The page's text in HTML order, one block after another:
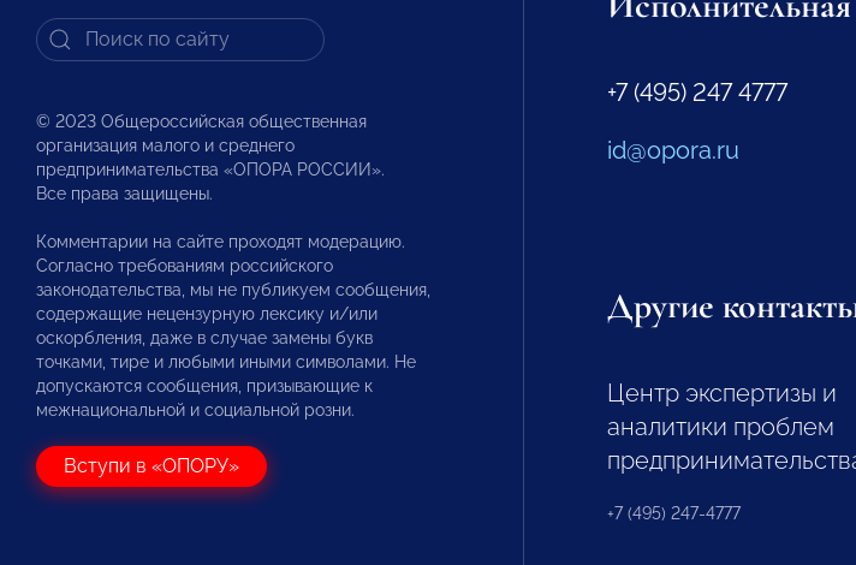
© 2023 Общероссийская общественная
организация малого и среднего
предпринимательства «ОПОРА РОССИИ».
Все права защищены.
Комментарии на сайте проходят модерацию.
Согласно требованиям российского
законодательства, мы не публикуем сообщения,
содержащие нецензурную лексику и/или
оскорбления, даже в случае замены букв
точками, тире и любыми иными символами. Не
допускаются сообщения, призывающие к
межнациональной и социальной розни.
Вступи в «ОПОРУ»
+7 (495) 247 4777
id@opora.ru
Другие
Центр экспертизы и
аналитики проблем
+7 (495) 247-4777